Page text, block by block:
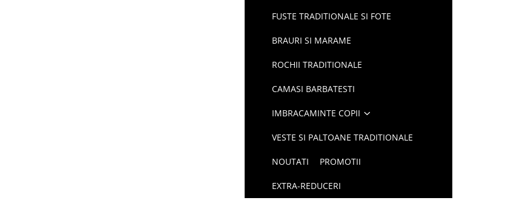
FUSTE TRADITIONALE SI FOTE
BRAURI SI MARAME
ROCHII TRADITIONALE
CAMASI BARBATESTI
IMBRACAMINTE COPII
VESTE SI PALTOANE TRADITIONALE
NOUTATI PROMOTII
EXTRA-REDUCERI